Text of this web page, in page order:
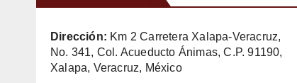
Dirección: Km 2 Carretera Xalapa-Veracruz,
No. 341, Col. Acueducto Ánimas, C.P. 91190,
Xalapa, Veracruz, México